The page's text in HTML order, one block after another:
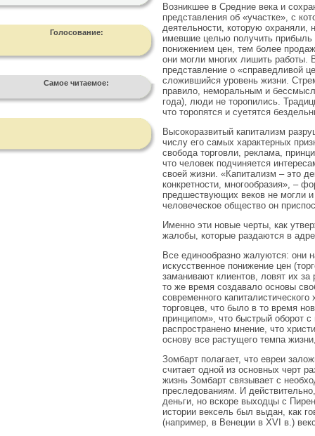
Голосование:
Самое читаемое:
Возникшее в Средние века и
представления об «участке», с
деятельности, которую
имевшие целью получить прибыль
понижением цен, тем более
они могли многих лишить работы.
представление о «справедливой
сложившийся уровень жизни.
правило, неморальным и
года), люди не торопились.
что торопятся и суетятся
Высокоразвитый капитализм
числу его самых характерных
свобода торговли, реклама,
что человек подчиняется
своей жизни. «Капитализм – это
конкретности, многообразия», –
предшествующих веков не могли
человеческое общество он
Именно эти новые черты, как
жалобы, которые раздаются в
Все единообразно жалуются: они
искусственное понижение цен
заманивают клиентов, ловят их
то же время создавало основы
современного
торговцев, что было в то время
принципом», что быстрый оборот
распространено мнение, что
основу все растущего темпа
Зомбарт полагает, что евреи
считает одной из основных черт
жизнь Зомбарт связывает с
преследованиям. И
деньги, но вскоре выходцы с
истории вексель был выдан, как
(например, в Венеции в XVI в.)